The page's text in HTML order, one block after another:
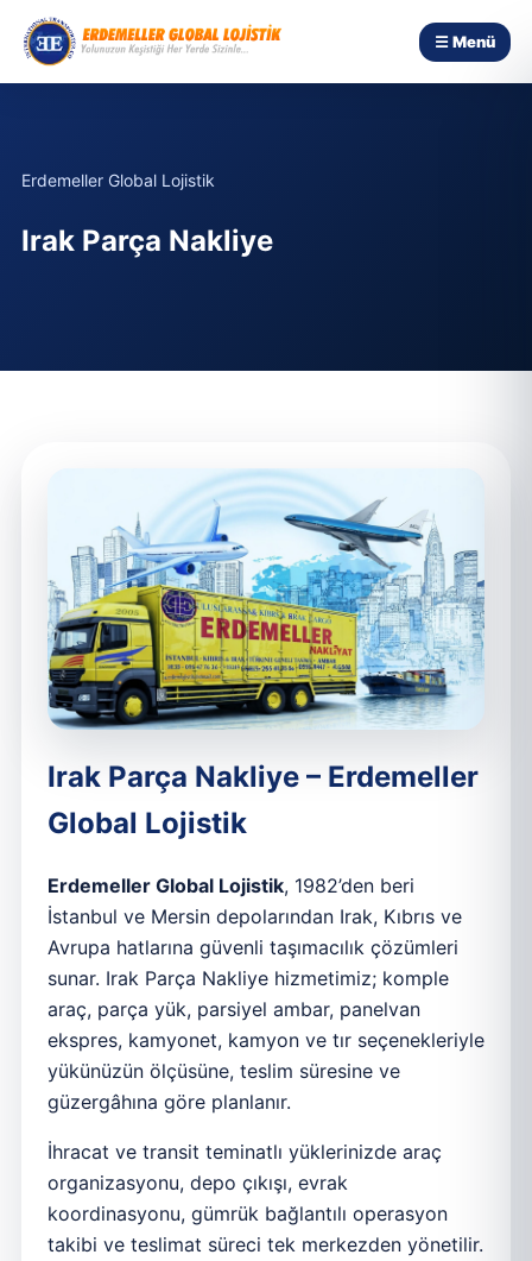
☰ Menü
Erdemeller Global Lojistik
Irak Parça Nakliye
Irak Parça Nakliye – Erdemeller
Global Lojistik
Erdemeller Global Lojistik, 1982’den beri
İstanbul ve Mersin depolarından Irak, Kıbrıs ve
Avrupa hatlarına güvenli taşımacılık çözümleri
sunar. Irak Parça Nakliye hizmetimiz; komple
araç, parça yük, parsiyel ambar, panelvan
ekspres, kamyonet, kamyon ve tır seçenekleriyle
yükünüzün ölçüsüne, teslim süresine ve
güzergâhına göre planlanır.
İhracat ve transit teminatlı yüklerinizde araç
organizasyonu, depo çıkışı, evrak
koordinasyonu, gümrük bağlantılı operasyon
takibi ve teslimat süreci tek merkezden yönetilir.